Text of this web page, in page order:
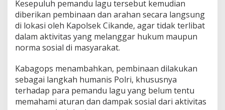
Kesepuluh pemandu lagu tersebut kemudian
diberikan pembinaan dan arahan secara langsung
di lokasi oleh Kapolsek Cikande, agar tidak terlibat
dalam aktivitas yang melanggar hukum maupun
norma sosial di masyarakat.
Kabagops menambahkan, pembinaan dilakukan
sebagai langkah humanis Polri, khususnya
terhadap para pemandu lagu yang belum tentu
memahami aturan dan dampak sosial dari aktivitas